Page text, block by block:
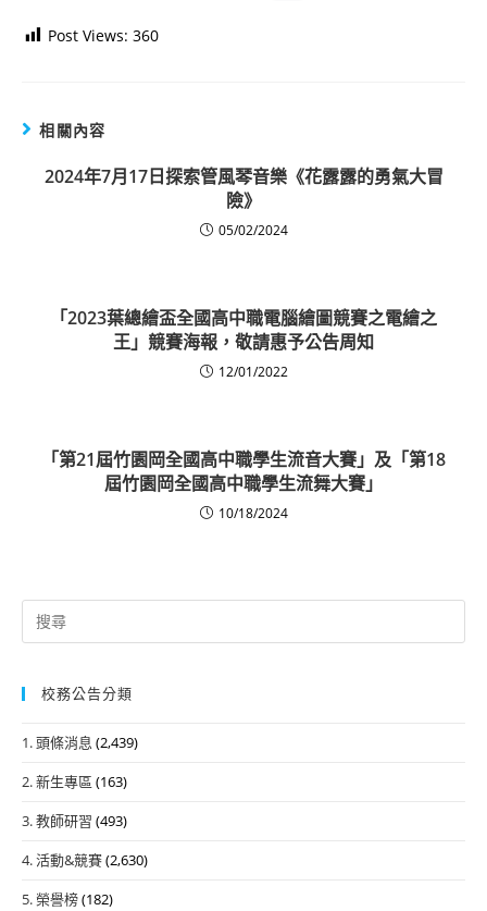
Post Views: 360
相關內容
2024年7月17日探索管風琴音樂《花露露的勇氣大冒
險》
05/02/2024
「2023葉總繪盃全國高中職電腦繪圖競賽之電繪之
王」競賽海報，敬請惠予公告周知
12/01/2022
「第21屆竹園岡全國高中職學生流音大賽」及「第18
屆竹園岡全國高中職學生流舞大賽」
10/18/2024
Search
for:
校務公告分類
1. 頭條消息 (2,439)
2. 新生專區 (163)
3. 教師研習 (493)
4. 活動&競賽(2,630)
5. 榮譽榜(182)